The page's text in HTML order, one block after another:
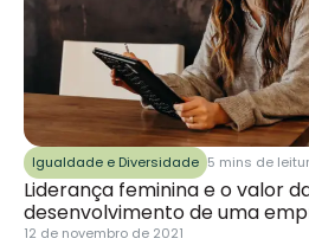
Igualdade e Diversidade 5 mins de
Liderança feminina e o valor
desenvolvimento de uma
12 de novembro de 2021